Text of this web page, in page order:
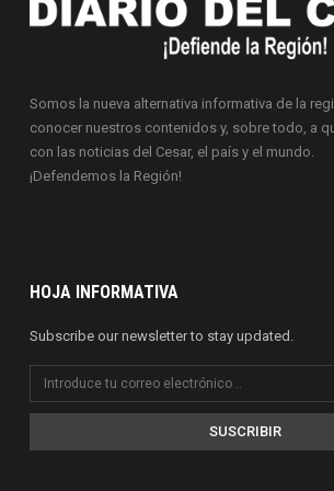
Somos la nueva alternativa informativa de la
conocer nuestros contenidos y, sobre todo, a
con las noticias del Cesar, el país y el mundo.
¡Defendemos la Región!
HOJA INFORMATIVA
Subscribe our newsletter to stay updated.
SUSCRIBIR